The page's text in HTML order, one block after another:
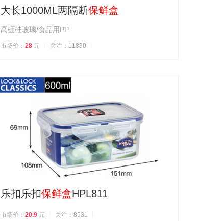
大长1000ML两隔断保鲜盒
高硼硅玻璃/食品用PP
市场价： 28 元 关注：11830
乐扣乐扣保鲜盒HPL811
市场价： 20.9 元 关注：8531